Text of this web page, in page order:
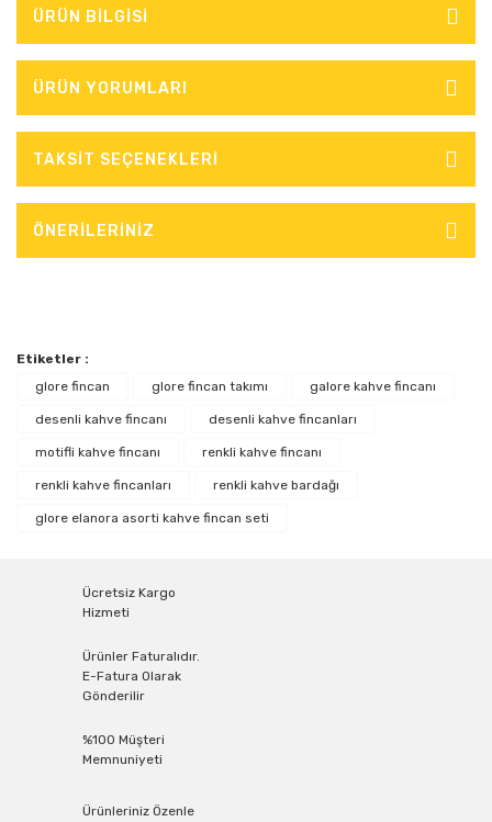
ÜRÜN BİLGİSİ
ÜRÜN YORUMLARI
TAKSİT SEÇENEKLERİ
ÖNERİLERİNİZ
Etiketler :
glore fincan
glore fincan takımı galore kahve fincanı
desenli kahve fincanı desenli kahve fincanları
motifli kahve fincanı renkli kahve fincanı
renkli kahve fincanları renkli kahve bardağı
glore elanora asorti kahve fincan seti
Ücretsiz Kargo
Hizmeti
Ürünler Faturalıdır.
E-Fatura Olarak
Gönderilir
%100 Müşteri
Memnuniyeti
Ürünleriniz Özenle